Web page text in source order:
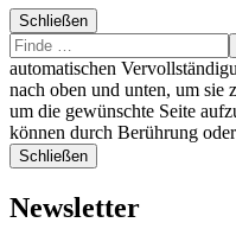
Schließen
Suche
Finde
…
automatischen
nach oben und unten, um sie
um die gewünschte Seite
können durch Berührung
Schließen
Newsletter